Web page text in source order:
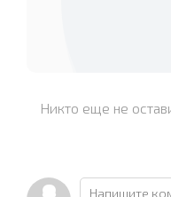
Никто еще не